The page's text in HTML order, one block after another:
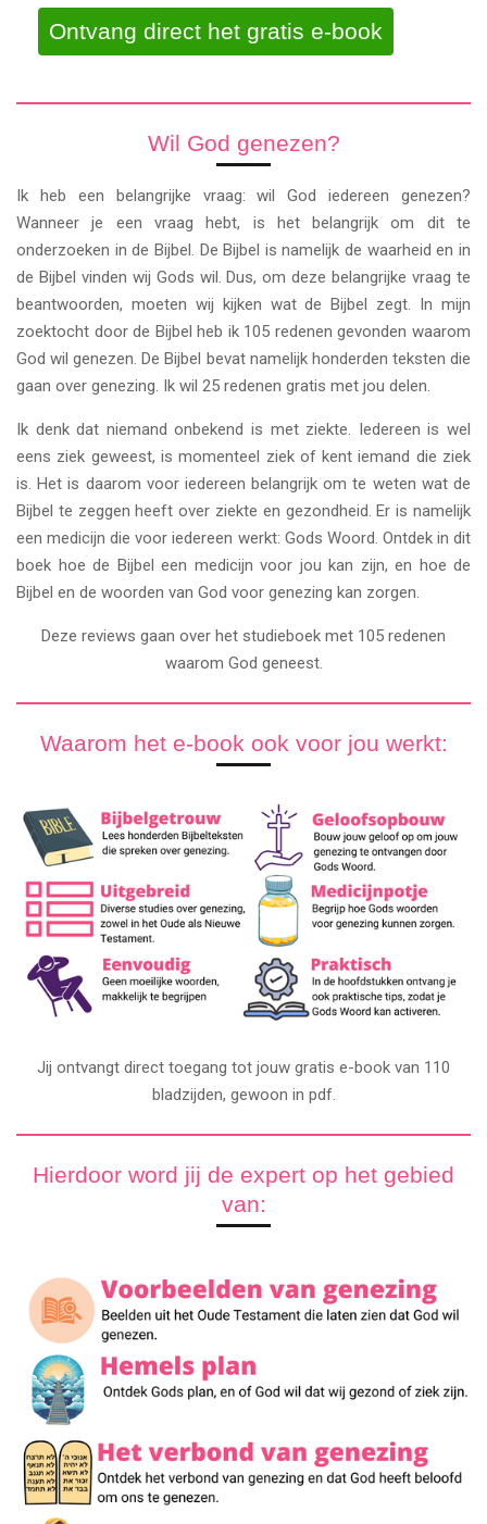
Ontvang direct het gratis e-book
Wil God genezen?
Ik heb een belangrijke vraag: wil God iedereen genezen?
Wanneer je een vraag hebt, is het belangrijk om dit te
onderzoeken in de Bijbel. De Bijbel is namelijk de waarheid en in
de Bijbel vinden wij Gods wil. Dus, om deze belangrijke vraag te
beantwoorden, moeten wij kijken wat de Bijbel zegt. In mijn
zoektocht door de Bijbel heb ik 105 redenen gevonden waarom
God wil genezen. De Bijbel bevat namelijk honderden teksten die
gaan over genezing. Ik wil 25 redenen gratis met jou delen.
Ik denk dat niemand onbekend is met ziekte. Iedereen is wel
eens ziek geweest, is momenteel ziek of kent iemand die ziek
is. Het is daarom voor iedereen belangrijk om te weten wat de
Bijbel te zeggen heeft over ziekte en gezondheid. Er is namelijk
een medicijn die voor iedereen werkt: Gods Woord. Ontdek in dit
boek hoe de Bijbel een medicijn voor jou kan zijn, en hoe de
Bijbel en de woorden van God voor genezing kan zorgen.
Deze reviews gaan over het studieboek met 105 redenen
waarom God geneest.
Waarom het e-book ook voor jou werkt:
Jij ontvangt direct toegang tot jouw gratis e-book van 110
bladzijden, gewoon in pdf.
Hierdoor word jij de expert op het gebied
van: